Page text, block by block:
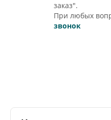
заказ".
При любых
звонок